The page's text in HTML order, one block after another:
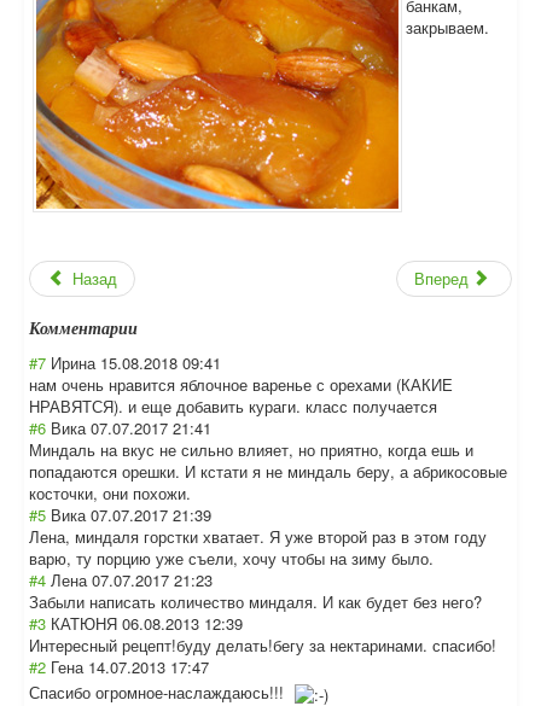
банкам,
закрываем.
Назад Вперед
Комментарии
#7 Ирина 15.08.2018 09:41
нам очень нравится яблочное варенье с орехами (КАКИЕ
НРАВЯТСЯ). и еще добавить кураги. класс получается
#6 Вика 07.07.2017 21:41
Миндаль на вкус не сильно влияет, но приятно, когда ешь и
попадаются орешки. И кстати я не миндаль беру, а абрикосовые
косточки, они похожи.
#5 Вика 07.07.2017 21:39
Лена, миндаля горстки хватает. Я уже второй раз в этом году
варю, ту порцию уже съели, хочу чтобы на зиму было.
#4 Лена 07.07.2017 21:23
Забыли написать количество миндаля. И как будет без него?
#3 КАТЮНЯ 06.08.2013 12:39
Интересный рецепт!буду делать!бегу за нектаринами. спасибо!
#2 Гена 14.07.2013 17:47
Спасибо огромное-наслаждаюсь!!!